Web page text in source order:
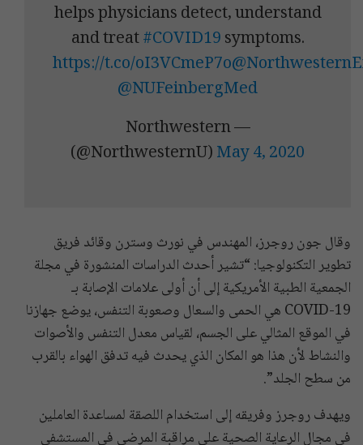
helps physicians detect, understand
and treat#COVID19symptoms.
https://t.co/oI3VCmeP7o
@NUFeinbergMed
— Northwestern
(@NorthwesternU)May 4, 2020
وقال جون روجرز، المهندس في نورث وسترن وقائد فريق
تطوير التكنولوجيا: “تشير أحدث الدراسات المنشورة في مجلة
الجمعية الطبية الأمريكية إلى أن أولى علامات الإصابة بـ
COVID-19 هي الحمى والسعال وصعوبة التنفس، يوضع جهازنا
في الموقع المثالي على الجسم، لقياس معدل التنفس والأصوات
والنشاط لأن هذا هو المكان الذي يحدث فيه تدفق الهواء بالقرب
من سطح الجلد”.
ويهدف روجرز وفريقه إلى استخدام اللصقة لمساعدة العاملين
في مجال الرعاية الصحية على مراقبة المرضى في المستشفى